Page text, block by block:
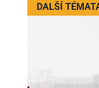
DALŠÍ